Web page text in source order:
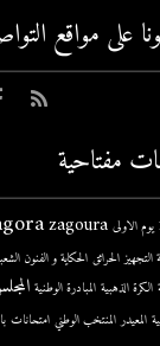
على مواقع
مفتاحية
zagoura
التجهيز الحرائق الحكاية و الفنون
الكرة الذهبية المبادرة الوطنية
المعيدر المنتخب الوطني امتحانات